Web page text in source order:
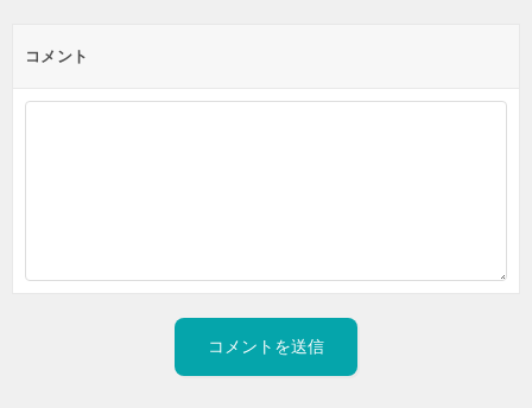
コメント